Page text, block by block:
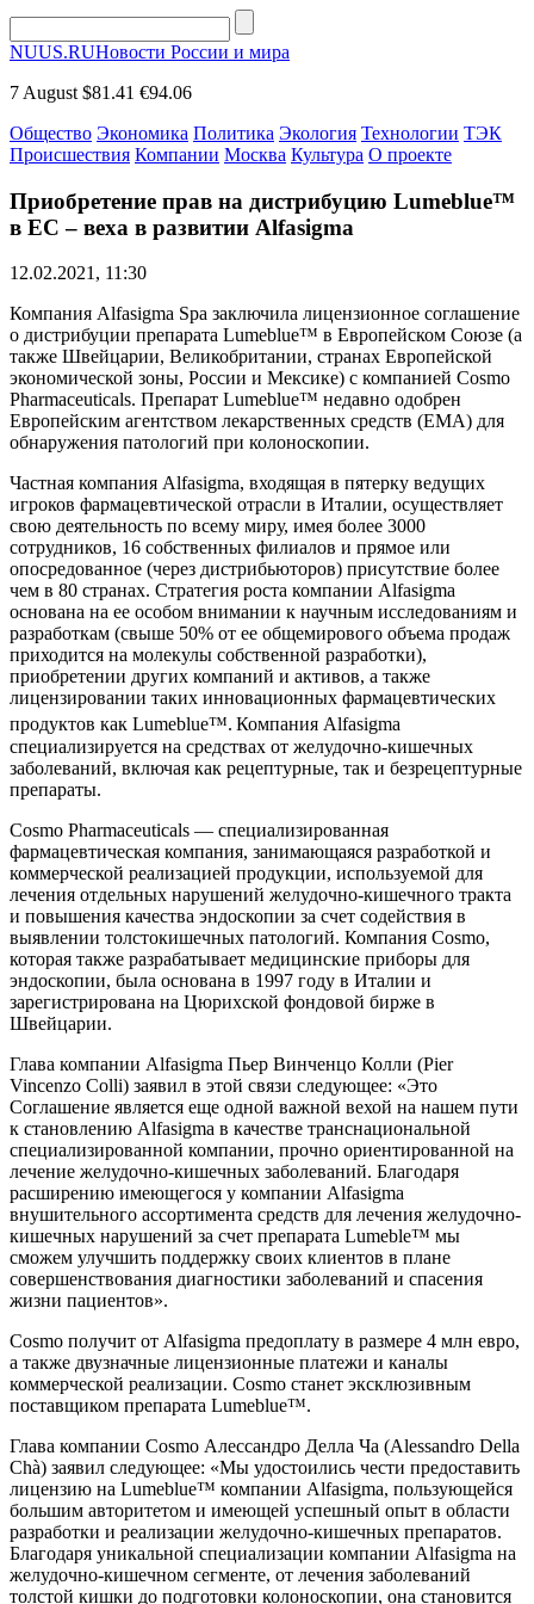
NUUS.RUНовости России и мира
7 August $81.41 €94.06
Общество Экономика Политика Экология Технологии ТЭК
Происшествия Компании Москва Культура О проекте
Приобретение прав на дистрибуцию Lumeblue™
в ЕС – веха в развитии Alfasigma
12.02.2021, 11:30
Компания Alfasigma Spa заключила лицензионное соглашение
о дистрибуции препарата Lumeblue™ в Европейском Союзе (а
также Швейцарии, Великобритании, странах Европейской
экономической зоны, России и Мексике) с компанией Cosmo
Pharmaceuticals. Препарат Lumeblue™ недавно одобрен
Европейским агентством лекарственных средств (EMA) для
обнаружения патологий при колоноскопии.
Частная компания Alfasigma, входящая в пятерку ведущих
игроков фармацевтической отрасли в Италии, осуществляет
свою деятельность по всему миру, имея более 3000
сотрудников, 16 собственных филиалов и прямое или
опосредованное (через дистрибьюторов) присутствие более
чем в 80 странах. Стратегия роста компании Alfasigma
основана на ее особом внимании к научным исследованиям и
разработкам (свыше 50% от ее общемирового объема продаж
приходится на молекулы собственной разработки),
приобретении других компаний и активов, а также
лицензировании таких инновационных фармацевтических
продуктов как Lumeblue™. Компания Alfasigma
специализируется на средствах от желудочно-кишечных
заболеваний, включая как рецептурные, так и безрецептурные
препараты.
Cosmo Pharmaceuticals — специализированная
фармацевтическая компания, занимающаяся разработкой и
коммерческой реализацией продукции, используемой для
лечения отдельных нарушений желудочно-кишечного тракта
и повышения качества эндоскопии за счет содействия в
выявлении толстокишечных патологий. Компания Cosmo,
которая также разрабатывает медицинские приборы для
эндоскопии, была основана в 1997 году в Италии и
зарегистрирована на Цюрихской фондовой бирже в
Швейцарии.
Глава компании Alfasigma Пьер Винченцо Колли (Pier
Vincenzo Colli) заявил в этой связи следующее: «Это
Соглашение является еще одной важной вехой на нашем пути
к становлению Alfasigma в качестве транснациональной
специализированной компании, прочно ориентированной на
лечение желудочно-кишечных заболеваний. Благодаря
расширению имеющегося у компании Alfasigma
внушительного ассортимента средств для лечения желудочно-
кишечных нарушений за счет препарата Lumeble™ мы
сможем улучшить поддержку своих клиентов в плане
совершенствования диагностики заболеваний и спасения
жизни пациентов».
Cosmo получит от Alfasigma предоплату в размере 4 млн евро,
а также двузначные лицензионные платежи и каналы
коммерческой реализации. Cosmo станет эксклюзивным
поставщиком препарата Lumeblue™.
Глава компании Cosmo Алессандро Делла Ча (Alessandro Della
Chà) заявил следующее: «Мы удостоились чести предоставить
лицензию на Lumeblue™ компании Alfasigma, пользующейся
большим авторитетом и имеющей успешный опыт в области
разработки и реализации желудочно-кишечных препаратов.
Благодаря уникальной специализации компании Alfasigma на
желудочно-кишечном сегменте, от лечения заболеваний
толстой кишки до подготовки колоноскопии, она становится